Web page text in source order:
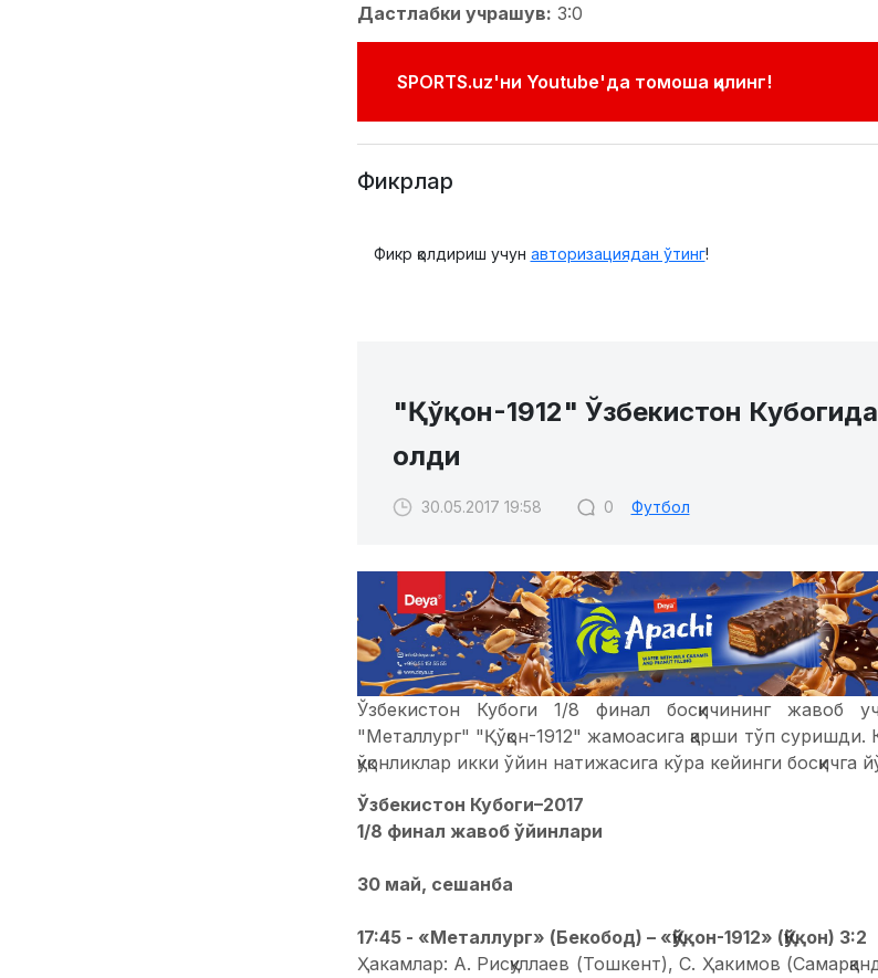
Дастлабки учрашув: 3:0
SPORTS.uz'ни Youtube'да томоша қилинг!
Фикрлар
Фикр қолдириш учун авторизациядан ўтинг!
"Қўқон-1912" Ўзбекистон
олди
30.05.2017 19:58 0 Футбол
Ўзбекистон Кубоги 1/8 финал босқичининг жавоб
"Металлург" "Қўқон-1912" жамоасига қарши тўп суришди.
қўқонликлар икки ўйин натижасига кўра кейинги босқичга
Ўзбекистон Кубоги–2017
1/8 финал жавоб ўйинлари
30 май, сешанба
17:45 - «Металлург» (Бекобод) – «Қўқон-1912» (Қўқон) 3:2
Ҳакамлар: А. Рисқуллаев (Тошкент), С. Ҳакимов